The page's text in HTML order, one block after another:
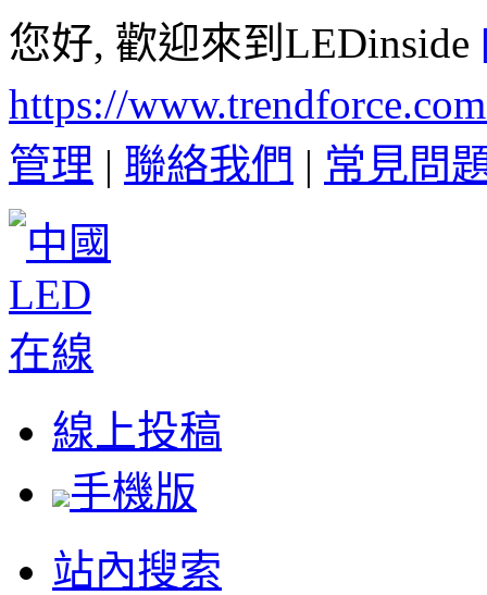
您好, 歡迎來到LEDinside
https://
管理 | 聯絡我們 | 常見問
線上投稿
手機版
站內搜索